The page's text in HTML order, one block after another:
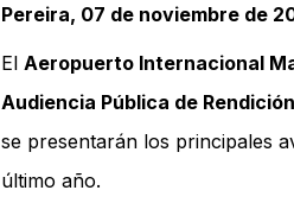
Pereira, 07 de noviembre de
El Aeropuerto Internacional
Audiencia Pública de
se presentarán los principales
último año.